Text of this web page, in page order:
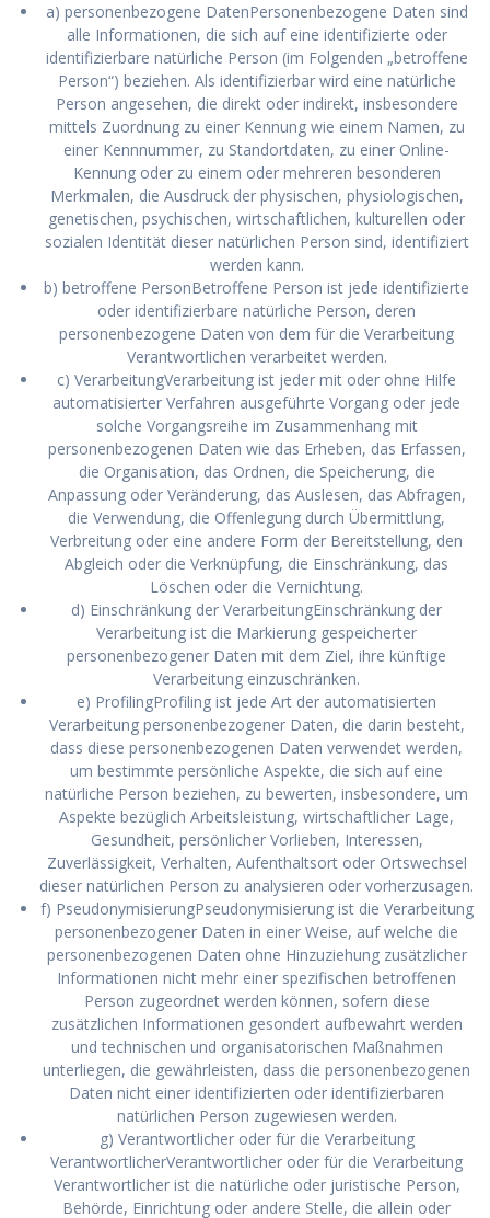
a) personenbezogene DatenPersonenbezogene Daten sind
alle Informationen, die sich auf eine identifizierte oder
identifizierbare natürliche Person (im Folgenden „betroffene
Person“) beziehen. Als identifizierbar wird eine natürliche
Person angesehen, die direkt oder indirekt, insbesondere
mittels Zuordnung zu einer Kennung wie einem Namen, zu
einer Kennnummer, zu Standortdaten, zu einer Online-
Kennung oder zu einem oder mehreren besonderen
Merkmalen, die Ausdruck der physischen, physiologischen,
genetischen, psychischen, wirtschaftlichen, kulturellen oder
sozialen Identität dieser natürlichen Person sind, identifiziert
werden kann.
b) betroffene PersonBetroffene Person ist jede identifizierte
oder identifizierbare natürliche Person, deren
personenbezogene Daten von dem für die Verarbeitung
Verantwortlichen verarbeitet werden.
c) VerarbeitungVerarbeitung ist jeder mit oder ohne Hilfe
automatisierter Verfahren ausgeführte Vorgang oder jede
solche Vorgangsreihe im Zusammenhang mit
personenbezogenen Daten wie das Erheben, das Erfassen,
die Organisation, das Ordnen, die Speicherung, die
Anpassung oder Veränderung, das Auslesen, das Abfragen,
die Verwendung, die Offenlegung durch Übermittlung,
Verbreitung oder eine andere Form der Bereitstellung, den
Abgleich oder die Verknüpfung, die Einschränkung, das
Löschen oder die Vernichtung.
d) Einschränkung der VerarbeitungEinschränkung der
Verarbeitung ist die Markierung gespeicherter
personenbezogener Daten mit dem Ziel, ihre künftige
Verarbeitung einzuschränken.
e) ProfilingProfiling ist jede Art der automatisierten
Verarbeitung personenbezogener Daten, die darin besteht,
dass diese personenbezogenen Daten verwendet werden,
um bestimmte persönliche Aspekte, die sich auf eine
natürliche Person beziehen, zu bewerten, insbesondere, um
Aspekte bezüglich Arbeitsleistung, wirtschaftlicher Lage,
Gesundheit, persönlicher Vorlieben, Interessen,
Zuverlässigkeit, Verhalten, Aufenthaltsort oder Ortswechsel
dieser natürlichen Person zu analysieren oder vorherzusagen.
f) PseudonymisierungPseudonymisierung ist die Verarbeitung
personenbezogener Daten in einer Weise, auf welche die
personenbezogenen Daten ohne Hinzuziehung zusätzlicher
Informationen nicht mehr einer spezifischen betroffenen
Person zugeordnet werden können, sofern diese
zusätzlichen Informationen gesondert aufbewahrt werden
und technischen und organisatorischen Maßnahmen
unterliegen, die gewährleisten, dass die personenbezogenen
Daten nicht einer identifizierten oder identifizierbaren
natürlichen Person zugewiesen werden.
g) Verantwortlicher oder für die Verarbeitung
VerantwortlicherVerantwortlicher oder für die Verarbeitung
Verantwortlicher ist die natürliche oder juristische Person,
Behörde, Einrichtung oder andere Stelle, die allein oder